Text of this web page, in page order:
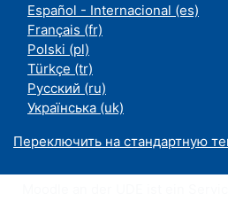
Español - Internacional ‎(es)‎
Français ‎(fr)‎
Polski ‎(pl)‎
Türkçe ‎(tr)‎
Русский ‎(ru)‎
Українська ‎(uk)‎
Переключить на стандартную